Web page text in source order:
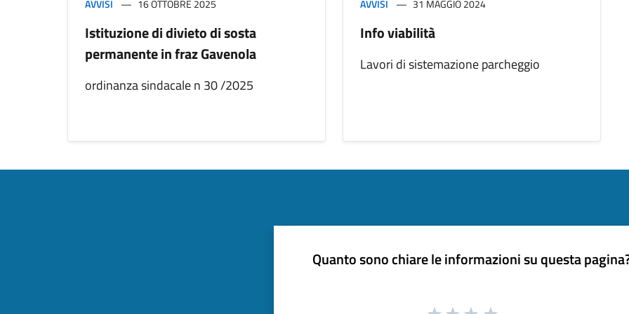
AVVISI 16 OTTOBRE 2025
Istituzione di divieto di sosta
permanente in fraz Gavenola
ordinanza sindacale n 30 /2025
AVVISI 31 MAGGIO 2024
Info viabilità
Lavori di sistemazione parcheggio
Quanto sono chiare le informazioni su questa